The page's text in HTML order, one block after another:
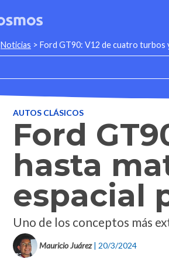
Noticias > Ford GT90: V12 de cuatro turbos
AUTOS CLÁSICOS
Ford
hasta
espacial
Uno de los conceptos más
Mauricio Juárez | 20/3/2024